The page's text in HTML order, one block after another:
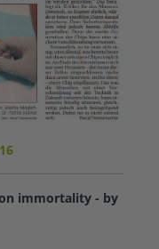
immortality - by